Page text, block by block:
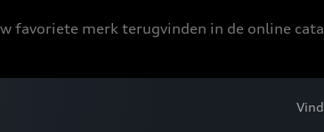
favoriete merk terugvinden in de online